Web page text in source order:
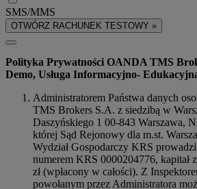
SMS/MMS
OTWÓRZ RACHUNEK TESTOWY »
Polityka Prywatności OANDA TMS
Demo, Usługa Informacyjno-
Administratorem Państwa danych
TMS Brokers S.A. z siedzibą w
Daszyńskiego 1 00-843 Warszawa,
której Sąd Rejonowy dla m.st.
Wydział Gospodarczy KRS
numerem KRS 0000204776, kapitał
zł (wpłacony w całości). Z
powołanym przez Administratora